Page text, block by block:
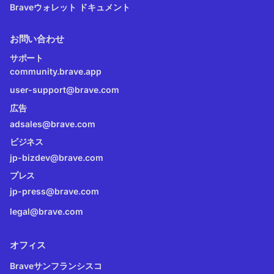
Braveウォレット ドキュメント
お問い合わせ
サポート
community.brave.app
user-support@brave.com
広告
adsales@brave.com
ビジネス
jp-bizdev@brave.com
プレス
jp-press@brave.com
legal@brave.com
オフィス
Braveサンフランシスコ